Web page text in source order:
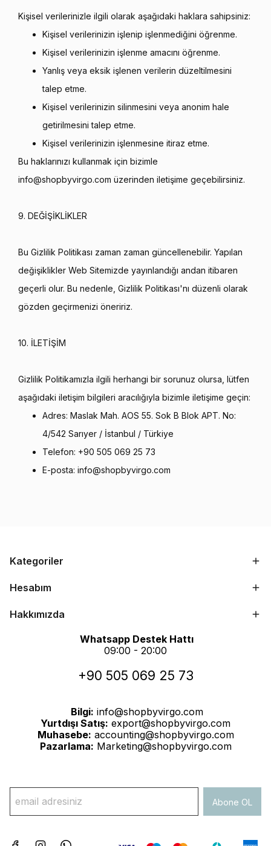
Kişisel verilerinizle ilgili olarak aşağıdaki haklara sahipsiniz:
Kişisel verilerinizin işlenip işlenmediğini öğrenme.
Kişisel verilerinizin işlenme amacını öğrenme.
Yanlış veya eksik işlenen verilerin düzeltilmesini
talep etme.
Kişisel verilerinizin silinmesini veya anonim hale
getirilmesini talep etme.
Kişisel verilerinizin işlenmesine itiraz etme.
Bu haklarınızı kullanmak için bizimle
info@shopbyvirgo.com üzerinden iletişime geçebilirsiniz.
9. DEĞİŞİKLİKLER
Bu Gizlilik Politikası zaman zaman güncellenebilir. Yapılan
değişiklikler Web Sitemizde yayınlandığı andan itibaren
geçerli olur. Bu nedenle, Gizlilik Politikası'nı düzenli olarak
gözden geçirmenizi öneririz.
10. İLETİŞİM
Gizlilik Politikamızla ilgili herhangi bir sorunuz olursa, lütfen
aşağıdaki iletişim bilgileri aracılığıyla bizimle iletişime geçin:
Adres: Maslak Mah. AOS 55. Sok B Blok APT. No:
4/542 Sarıyer / İstanbul / Türkiye
Telefon: +90 505 069 25 73
E-posta: info@shopbyvirgo.com
Kategoriler
Hesabım
Hakkımızda
Whatsapp Destek Hattı
09:00 - 20:00
+90 505 069 25 73
Bilgi: info@shopbyvirgo.com
Yurtdışı Satış: export@shopbyvirgo.com
Muhasebe: accounting@shopbyvirgo.com
Pazarlama: Marketing@shopbyvirgo.com
Abone OL